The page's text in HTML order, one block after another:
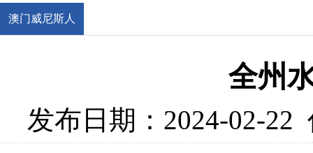
澳门威尼斯人
全州
发布日期：2024-02-22